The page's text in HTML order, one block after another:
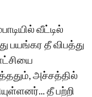
வீட்டில்
பயங்கர தீ விபத்து
அச்சத்தில்
தீ பற்றி